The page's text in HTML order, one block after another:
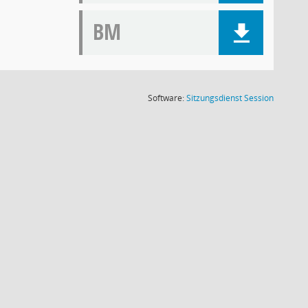
BM
Software:SitzungsdienstSession(Wird in